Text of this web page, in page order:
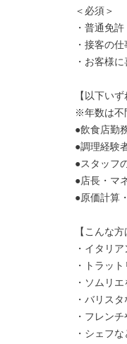
＜必須＞
・普通免
・接客の
・お客様
【以下い
※年数は不
●飲食店勤
●調理経験
●スタッフ
●店長・マ
●原価計算
【こんな
・イタリ
・トラッ
・ソムリ
・バリス
・フレン
・シェフ